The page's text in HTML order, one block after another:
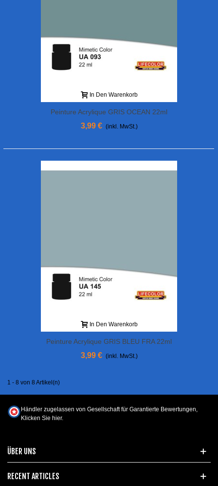
In Den Warenkorb
Peinture Acrylique GRIS OCEAN 22ml
3,99 € (inkl. MwSt.)
In Den Warenkorb
Peinture Acrylique GRIS BLEU FRA 22ml
3,99 € (inkl. MwSt.)
1 - 8 von 8 Artikel(n)
ÜBER UNS
RECENT ARTICLES
Händler zugelassen von Gesellschaft für Garantierte Bewertungen,
Klicken Sie hier.